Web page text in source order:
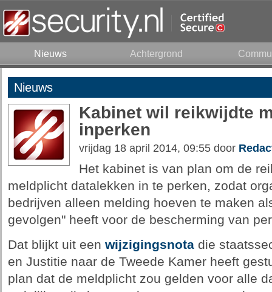
Nieuws Achtergrond
Nieuws
Kabinet wil reikwijdte
inperken
vrijdag 18 april 2014, 09:55 door
Het kabinet is van plan om de
meldplicht datalekken in te perken, zodat
bedrijven alleen melding hoeven te maken
gevolgen" heeft voor de bescherming van
Dat blijkt uit een wijzigingsnotadie
en Justitie naar de Tweede Kamer heeft
plan dat de meldplicht zou gelden voor alle